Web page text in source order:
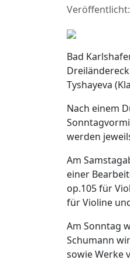
Bad
Tyshayeva
Nach einem
werden
Am
einer
op.105 für
für Violine
Am Sonntag
Schumann
sowie Werke